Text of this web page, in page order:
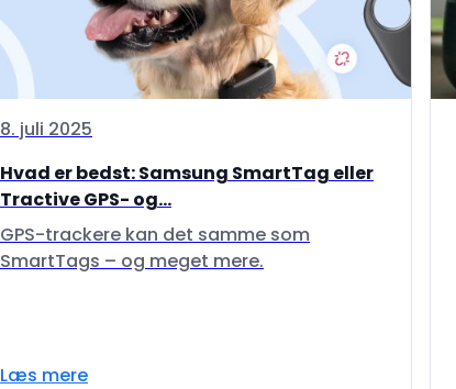
8. juli 2025
Hvad er bedst: Samsung SmartTag eller
Tractive GPS- og...
GPS-trackere kan det samme som
SmartTags – og meget mere.
Læs mere